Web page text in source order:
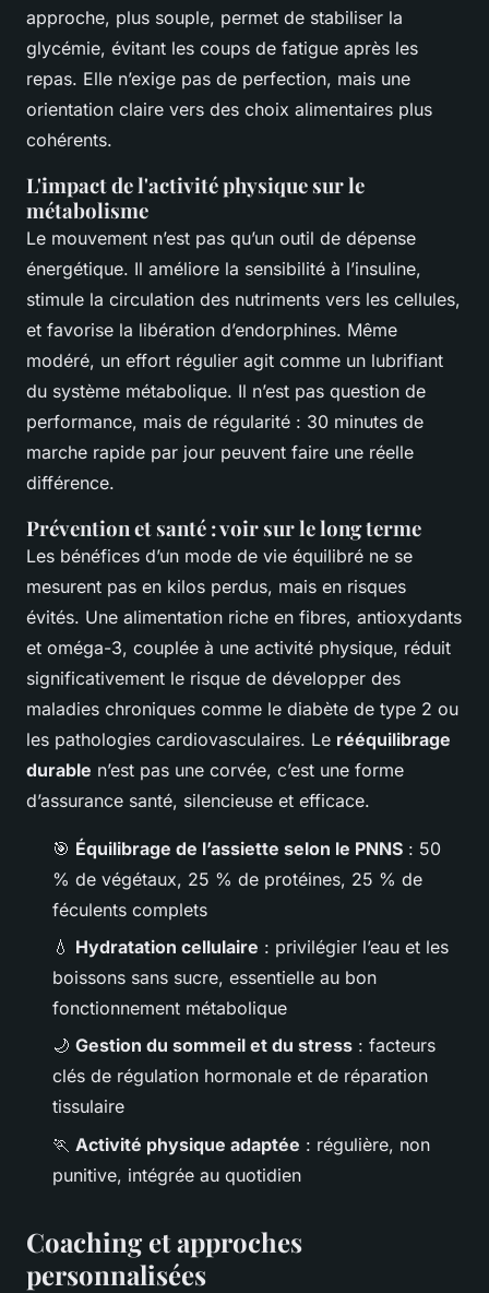
approche, plus souple, permet de stabiliser la
glycémie, évitant les coups de fatigue après les
repas. Elle n’exige pas de perfection, mais une
orientation claire vers des choix alimentaires plus
cohérents.
L'impact de l'activité physique sur le
métabolisme
Le mouvement n’est pas qu’un outil de dépense
énergétique. Il améliore la sensibilité à l’insuline,
stimule la circulation des nutriments vers les cellules,
et favorise la libération d’endorphines. Même
modéré, un effort régulier agit comme un lubrifiant
du système métabolique. Il n’est pas question de
performance, mais de régularité : 30 minutes de
marche rapide par jour peuvent faire une réelle
différence.
Prévention et santé : voir sur le long terme
Les bénéfices d’un mode de vie équilibré ne se
mesurent pas en kilos perdus, mais en risques
évités. Une alimentation riche en fibres, antioxydants
et oméga-3, couplée à une activité physique, réduit
significativement le risque de développer des
maladies chroniques comme le diabète de type 2 ou
les pathologies cardiovasculaires. Le rééquilibrage
durable n’est pas une corvée, c’est une forme
d’assurance santé, silencieuse et efficace.
🎯 Équilibrage de l’assiette selon le PNNS : 50
% de végétaux, 25 % de protéines, 25 % de
féculents complets
💧 Hydratation cellulaire : privilégier l’eau et les
boissons sans sucre, essentielle au bon
fonctionnement métabolique
🌙 Gestion du sommeil et du stress : facteurs
clés de régulation hormonale et de réparation
tissulaire
🏃 Activité physique adaptée : régulière, non
punitive, intégrée au quotidien
Coaching et approches
personnalisées